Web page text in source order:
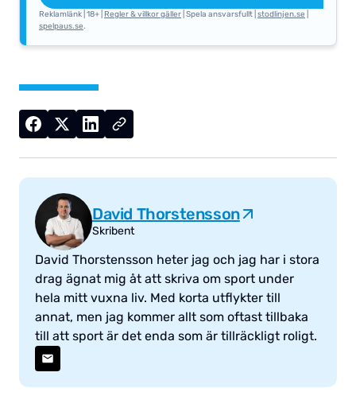
Reklamlänk | 18+ | Regler & villkor gäller | Spela ansvarsfullt | stodlinjen.se
spelpaus.se.
David Thorstensson
Skribent
David Thorstensson heter jag och jag har i stora
drag ägnat mig åt att skriva om sport under
hela mitt vuxna liv. Med korta utflykter till
annat, men jag kommer allt som oftast tillbaka
till att sport är det enda som är tillräckligt roligt.